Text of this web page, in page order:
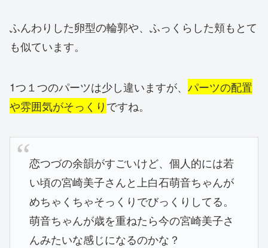
ふんわりした卵型の輪郭や、ふっくらした頬もとて
も似ています。
1つ１つのパーツは少し違いますが、 パーツの配置
や雰囲気がそっくりですね。
恋つづの余韻がすごいけど、個人的には若
い頃の宮崎美子さんと上白石萌音ちゃんが
めちゃくちゃそっくりでびっくりしてる。
萌音ちゃんが歳を重ねたら今の宮崎美子さ
んみたいな感じになるのかな？